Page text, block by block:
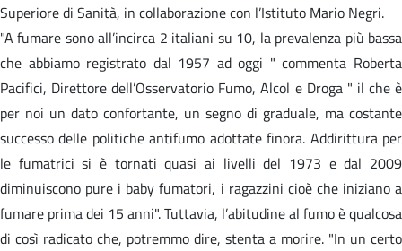
Superiore di Sanità, in collaborazione con l’Istituto Mario Negri.
"A fumare sono all’incirca 2 italiani su 10, la prevalenza più bassa
che abbiamo registrato dal 1957 ad oggi " commenta Roberta
Pacifici, Direttore dell’Osservatorio Fumo, Alcol e Droga " il che è
per noi un dato confortante, un segno di graduale, ma costante
successo delle politiche antifumo adottate finora. Addirittura per
le fumatrici si è tornati quasi ai livelli del 1973 e dal 2009
diminuiscono pure i baby fumatori, i ragazzini cioè che iniziano a
fumare prima dei 15 anni". Tuttavia, l’abitudine al fumo è qualcosa
di così radicato che, potremmo dire, stenta a morire. "In un certo